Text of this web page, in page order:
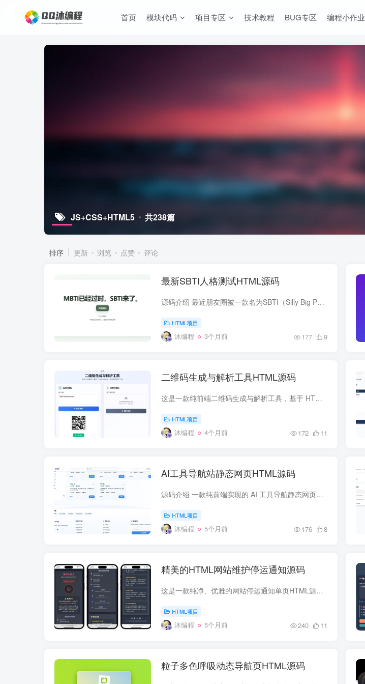
首页 模块代码 项目专区 技术教程 BUG专区 编程小作业
JS+CSS+HTML5 共238篇
排序 更新 浏览 点赞 评论
最新SBTI人格测试HTML源码
源码介绍 最近朋友圈被一款名为SBTI（Silly Big Personality Test）的人格测试刷屏了。这款由B站UP主“蛆肉儿串儿”为劝朋友戒酒而随手创作的恶搞测试，凭借“死者DEAD”“吗喽MALO”“小丑JOKE...
HTML项目
沐编程 3个月前 177 9
二维码生成与解析工具HTML源码
这是一款纯前端二维码生成与解析工具，基于 HTML+Tailwind CSS+JavaScript 开发，无需后端部署 核心特性： 核心功能：支持文本 / 网址生成二维码（可下载高清图片）、上传图片解析二维码内容；...
HTML项目
沐编程 4个月前 172 11
AI工具导航站静态网页HTML源码
源码介绍 一款纯前端实现的 AI 工具导航静态网页源码，配套完整robots.txt配置文件，无需后端开发、零基础即可部署，集成 SEO 全优化、响应式布局、多分类筛选等核心功能，完美适配个人 / 团队...
HTML项目
沐编程 5个月前 176 8
精美的HTML网站维护停运通知源码
这是一款纯净、优雅的网站停运通知单页HTML源码，专为需要发布服务终止、项目关停或维护公告的场景设计。页面采用卡片式布局与柔和配色，视觉上干净克制，既不喧宾夺主，又能清晰传达“服务已停...
HTML项目
沐编程 5个月前 240 11
粒子多色呼吸动态导航页HTML源码